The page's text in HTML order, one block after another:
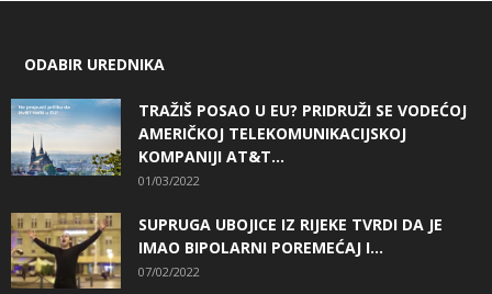
ODABIR UREDNIKA
TRAŽIŠ POSAO U EU? PRIDRUŽI SE VODEĆOJ
AMERIČKOJ TELEKOMUNIKACIJSKOJ
KOMPANIJI AT&T...
01/03/2022
SUPRUGA UBOJICE IZ RIJEKE TVRDI DA JE
IMAO BIPOLARNI POREMEĆAJ I...
07/02/2022